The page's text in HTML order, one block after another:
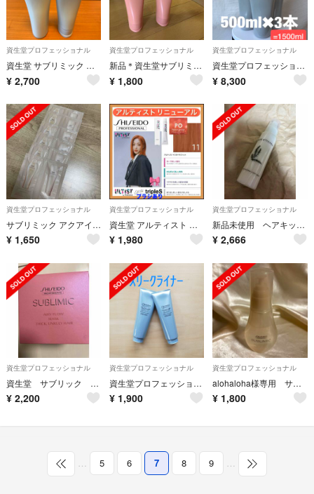
資生堂プロフェッショナル
資生堂 サブリミック アデノバイタル シャンプー ＆トリートメント250ml
¥ 2,700
資生堂プロフェッショナル
新品＊資生堂サブリミックエアリーフロートリートメント
¥ 1,800
資生堂プロフェッショナル
資生堂プロフェッショナル アデノバイタル シャンプー 500ml×3本
¥ 8,300
資生堂プロフェッショナル
サブリミック アクアインテンシブ サンプル パウチセット
¥ 1,650
資生堂プロフェッショナル
資生堂 アルティスト ⑪ピンクオレンジ 【ブリーチとセットで合計5%割引
¥ 1,980
資生堂プロフェッショナル
新品未使用 ヘアキッチン テクスチャライジング ライトミルク ヘアトリートメント
¥ 2,666
資生堂プロフェッショナル
資生堂 サブリック エアリーフロー マスク
¥ 2,200
資生堂プロフェッショナル
資生堂プロフェッショナル ザ・ヘアケア スリークライナー トリートメント 1(…
¥ 1,900
資生堂プロフェッショナル
alohaloha様専用 サブリミック アクアインセンティブ ベルベットオイル
¥ 1,800
… 5 6 7 8 9 …